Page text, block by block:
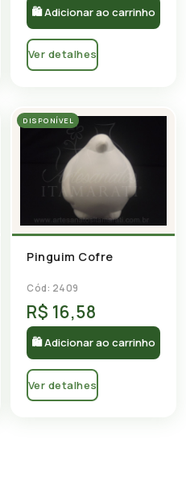
🛍 Adicionar ao carrinho
Ver detalhes
DISPONÍVEL
Pinguim Cofre
Cód: 2409
R$ 16,58
🛍 Adicionar ao carrinho
Ver detalhes